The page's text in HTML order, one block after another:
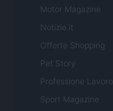
Motor Magazine
Notizie.it
Offerte Shopping
Pet Story
Professione Lavoro
Sport Magazine